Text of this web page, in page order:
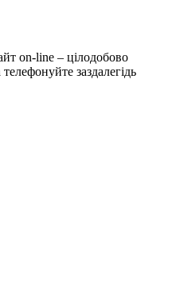
on-line – цілодобово
заздалегідь